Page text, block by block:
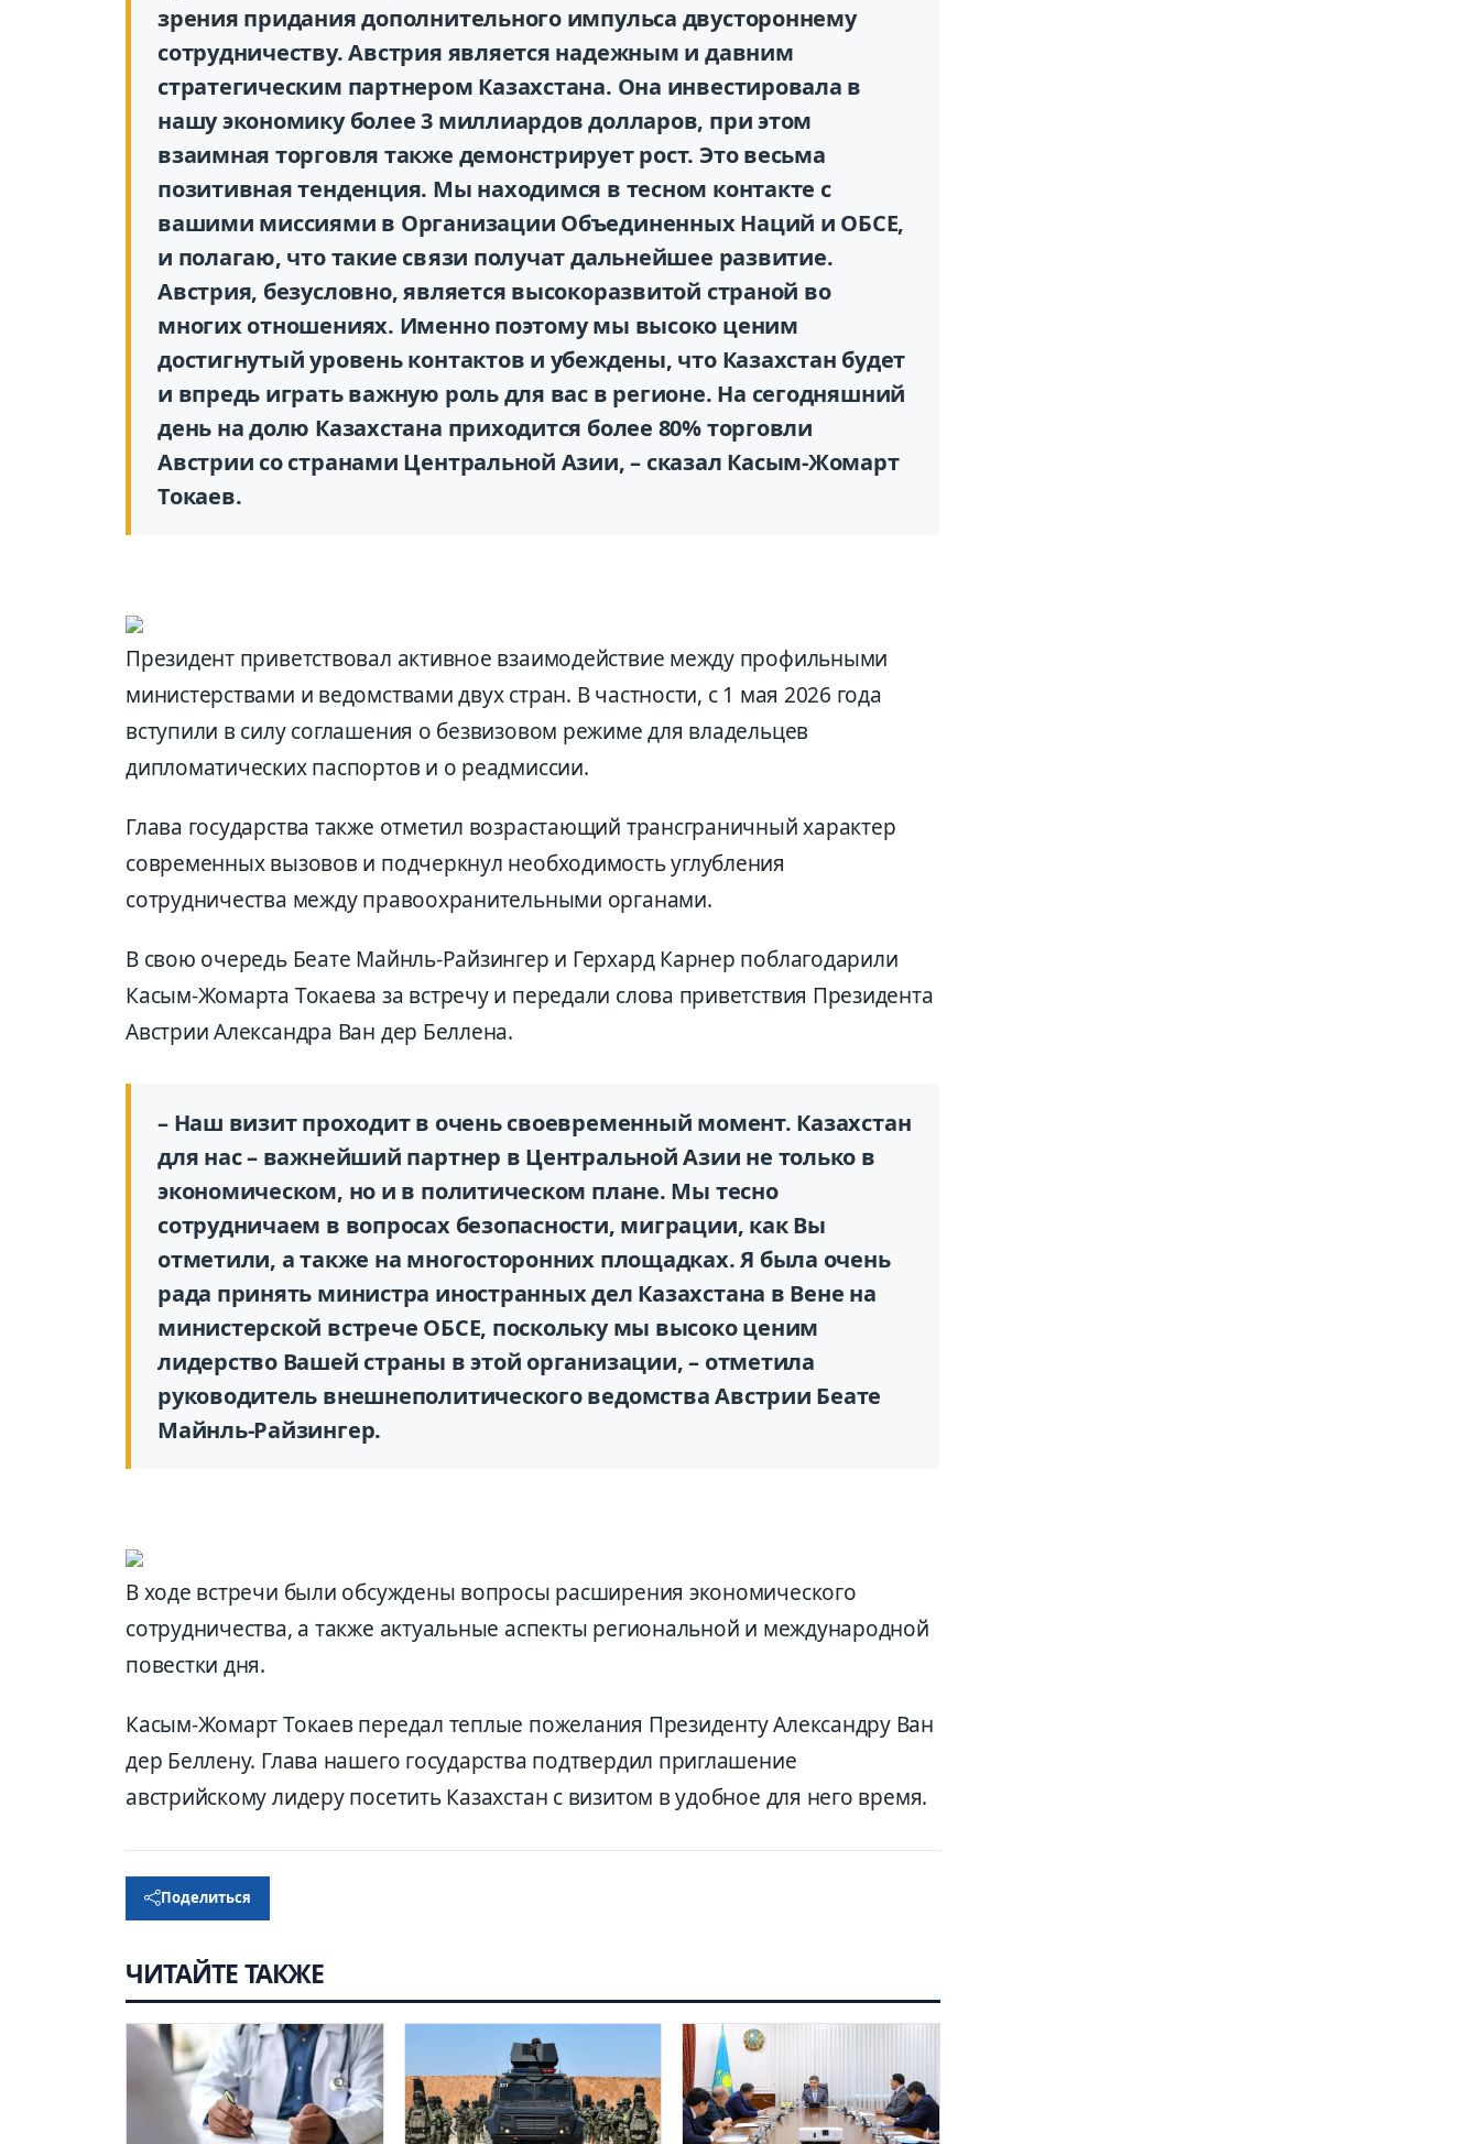
зрения придания дополнительного импульса двустороннему
сотрудничеству. Австрия является надежным и давним
стратегическим партнером Казахстана. Она инвестировала в
нашу экономику более 3 миллиардов долларов, при этом
взаимная торговля также демонстрирует рост. Это весьма
позитивная тенденция. Мы находимся в тесном контакте с
вашими миссиями в Организации Объединенных Наций и ОБСЕ,
и полагаю, что такие связи получат дальнейшее развитие.
Австрия, безусловно, является высокоразвитой страной во
многих отношениях. Именно поэтому мы высоко ценим
достигнутый уровень контактов и убеждены, что Казахстан будет
и впредь играть важную роль для вас в регионе. На сегодняшний
день на долю Казахстана приходится более 80% торговли
Австрии со странами Центральной Азии, – сказал Касым-Жомарт
Токаев.
Президент приветствовал активное взаимодействие между профильными
министерствами и ведомствами двух стран. В частности, с 1 мая 2026 года
вступили в силу соглашения о безвизовом режиме для владельцев
дипломатических паспортов и о реадмиссии.
Глава государства также отметил возрастающий трансграничный характер
современных вызовов и подчеркнул необходимость углубления
сотрудничества между правоохранительными органами.
В свою очередь Беате Майнль-Райзингер и Герхард Карнер поблагодарили
Касым-Жомарта Токаева за встречу и передали слова приветствия Президента
Австрии Александра Ван дер Беллена.
– Наш визит проходит в очень своевременный момент. Казахстан
для нас – важнейший партнер в Центральной Азии не только в
экономическом, но и в политическом плане. Мы тесно
сотрудничаем в вопросах безопасности, миграции, как Вы
отметили, а также на многосторонних площадках. Я была очень
рада принять министра иностранных дел Казахстана в Вене на
министерской встрече ОБСЕ, поскольку мы высоко ценим
лидерство Вашей страны в этой организации, – отметила
руководитель внешнеполитического ведомства Австрии Беате
Майнль-Райзингер.
В ходе встречи были обсуждены вопросы расширения экономического
сотрудничества, а также актуальные аспекты региональной и международной
повестки дня.
Касым-Жомарт Токаев передал теплые пожелания Президенту Александру Ван
дер Беллену. Глава нашего государства подтвердил приглашение
австрийскому лидеру посетить Казахстан с визитом в удобное для него время.
Поделиться
ЧИТАЙТЕ ТАКЖЕ